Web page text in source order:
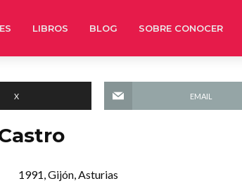
LIBROS BLOG SOBRE CONOCER
X EMAIL
1991, Gijón, Asturias